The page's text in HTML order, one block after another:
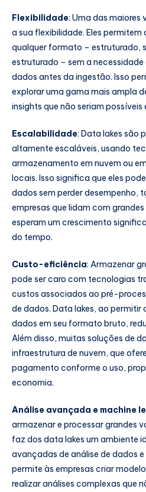
Flexibilidade: Uma das maiores
a sua flexibilidade. Eles
qualquer formato – estruturado,
estruturado – sem a necessidade
dados antes da ingestão. Isso
explorar uma gama mais ampla
insights que não seriam
Escalabilidade: Data lakes são
altamente escaláveis, usando
armazenamento em nuvem ou
locais. Isso significa que eles
dados sem perder desempenho,
empresas que lidam com
esperam um crescimento
do tempo.
Custo-eficiência: Armazenar
pode ser caro com tecnologias
custos associados ao pré-
de dados. Data lakes, ao permitir
dados em seu formato bruto,
Além disso, muitas soluções de
infraestrutura de nuvem, que
pagamento conforme o uso,
economia.
Análise avançada e machine
armazenar e processar grandes
faz dos data lakes um ambiente
avançadas de análise de dados e
permite às empresas criar
realizar análises complexas que